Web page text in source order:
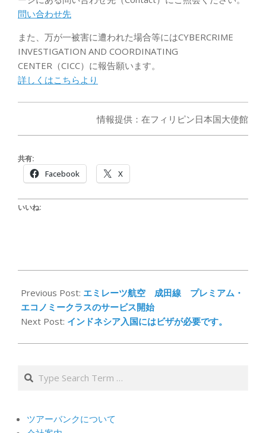
問い合わせ先
また、万が一被害に遭われた場合等にはCYBERCRIME
INVESTIGATION AND COORDINATING
CENTER（CICC）に報告願います。
詳しくはこちらより
情報提供：在フィリピン日本国大使館
共有:
Facebook X
いいね:
03-
01
Previous Post: エミレーツ航空 成田線 プレミアム・
エコノミークラスのサービス開始
Next Post: インドネシア入国にはビザが必要です。
Search
ツアーバンクについて